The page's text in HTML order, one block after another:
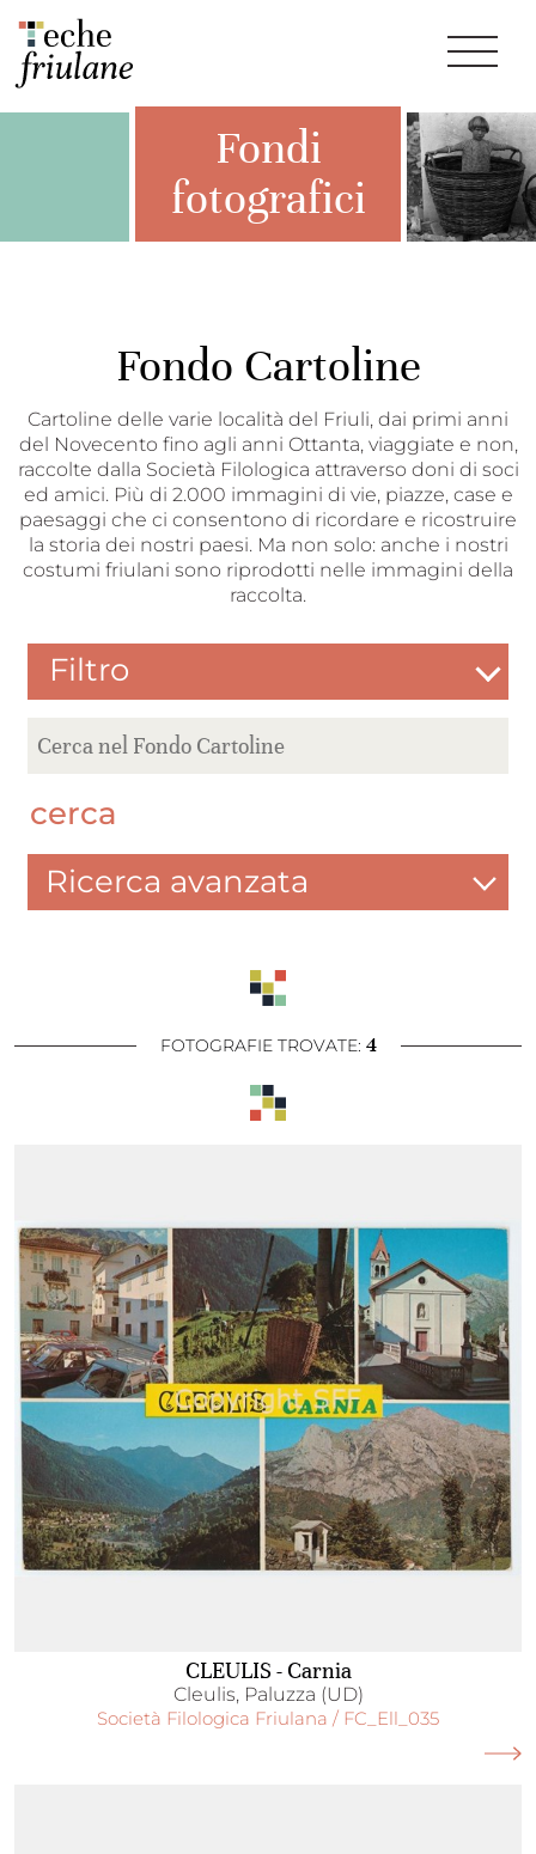
Fondi
fotografici
Fondo Cartoline
Cartoline delle varie località del Friuli, dai primi anni
del Novecento fino agli anni Ottanta, viaggiate e non,
raccolte dalla Società Filologica attraverso doni di soci
ed amici. Più di 2.000 immagini di vie, piazze, case e
paesaggi che ci consentono di ricordare e ricostruire
la storia dei nostri paesi. Ma non solo: anche i nostri
costumi friulani sono riprodotti nelle immagini della
raccolta.
Filtro
cerca
Ricerca avanzata
FOTOGRAFIE TROVATE: 4
CLEULIS - Carnia
Cleulis, Paluzza (UD)
Società Filologica Friulana / FC_Ell_035